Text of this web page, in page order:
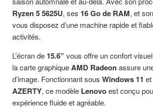
Ryzen 5 5625U, ses 16 Go de RAM, et son
vous disposez d’une machine rapide et
activités.
L’écran de 15.6” vous offre un confort
la carte graphiqueAMD Radeonassure
d’image. Fonctionnant sous Windows 11
AZERTY, ce modèle Lenovoest conçu
expérience fluide et agréable.